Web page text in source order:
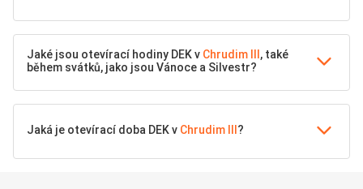
Jaké jsou otevírací hodiny DEK v Chrudim III , také
během svátků, jako jsou Vánoce a Silvestr?
Jaká je otevírací doba DEK v Chrudim III ?